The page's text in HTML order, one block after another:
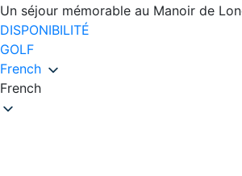
Un séjour mémorable au Manoir de
DISPONIBILITÉ
GOLF
French
French